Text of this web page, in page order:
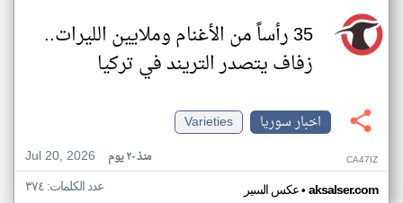
35 رأساً من الأغنام وملايين الليرات..
زفاف يتصدر التريند في تركيا
اخبار سوريا
Varieties
Jul 20, 2026
منذ ٢٠ يوم CA47IZ
عكس السير• aksalser.com عدد الكلمات: ٣٧٤